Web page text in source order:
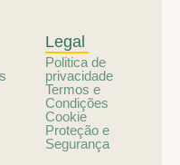
Legal
Politica de
privacidade
Termos e
Condições
Cookie
Proteção e
Segurança